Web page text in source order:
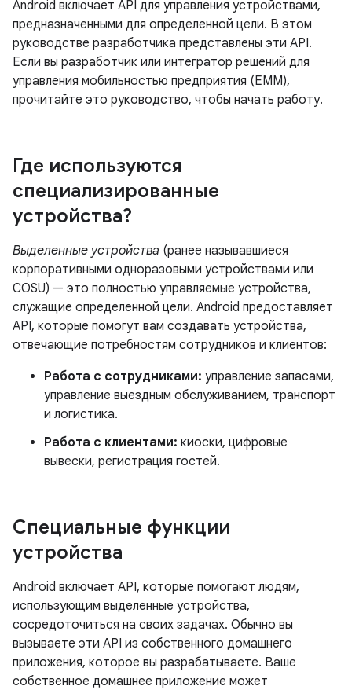
Android включает API для управления устройствами,
предназначенными для определенной цели. В этом
руководстве разработчика представлены эти API.
Если вы разработчик или интегратор решений для
управления мобильностью предприятия (EMM),
прочитайте это руководство, чтобы начать работу.
Где используются
специализированные
устройства?
Выделенные устройства (ранее называвшиеся
корпоративными одноразовыми устройствами или
COSU) — это полностью управляемые устройства,
служащие определенной цели. Android предоставляет
API, которые помогут вам создавать устройства,
отвечающие потребностям сотрудников и клиентов:
Работа с сотрудниками: управление запасами,
управление выездным обслуживанием, транспорт
и логистика.
Работа с клиентами: киоски, цифровые
вывески, регистрация гостей.
Специальные функции
устройства
Android включает API, которые помогают людям,
использующим выделенные устройства,
сосредоточиться на своих задачах. Обычно вы
вызываете эти API из собственного домашнего
приложения, которое вы разрабатываете. Ваше
собственное домашнее приложение может